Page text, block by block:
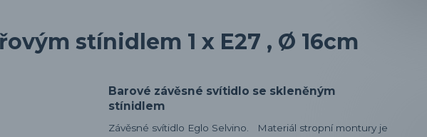
stínidlem 1 x E27 , Ø 16cm
Barové závěsné svítidlo se skleněným
stínidlem
Závěsné svítidlo Eglo Selvino. Materiál stropní montury je